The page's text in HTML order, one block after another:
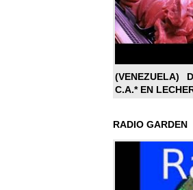
(VENEZUELA)
C.A.* EN
RADIO GARDEN